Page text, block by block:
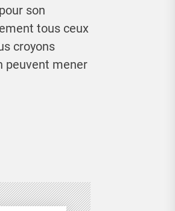
son
tous ceux
croyons
peuvent mener